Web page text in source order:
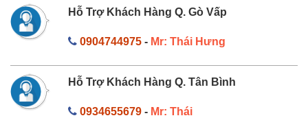
Hỗ Trợ Khách Hàng Q. Gò Vấp
0904744975- Mr: Thái Hưng
Hỗ Trợ Khách Hàng Q. Tân Bình
0934655679- Mr: Thái